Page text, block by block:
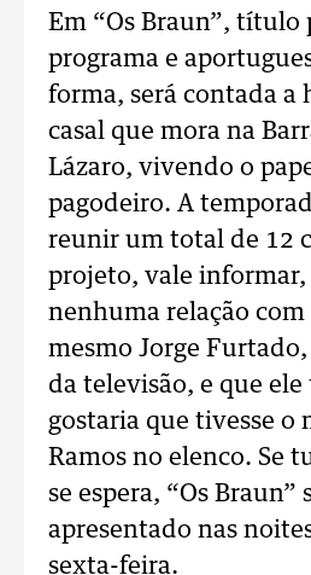
Em “Os Braun”, título
programa e
forma, será contada a
casal que mora na
Lázaro, vivendo o
pagodeiro. A
reunir um total de 12
projeto, vale informar,
nenhuma relação
mesmo Jorge
da televisão, e que
gostaria que tivesse o
Ramos no elenco. Se
se espera, “Os Braun”
apresentado nas
sexta-feira.